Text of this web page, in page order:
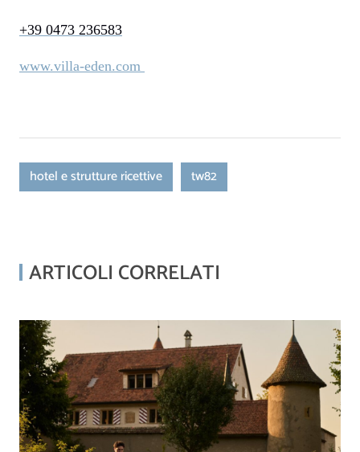
+39 0473 236583
www.villa-eden.com
hotel e strutture ricettive tw82
ARTICOLI CORRELATI